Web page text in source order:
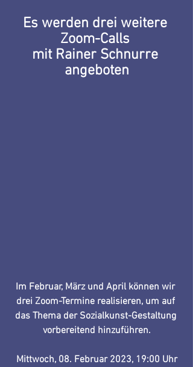
Es werden drei weitere
Zoom-Calls
mit Rainer Schnurre
angeboten
Im Februar, März und April können wir
drei Zoom-Termine realisieren, um auf
das Thema der Sozialkunst-Gestaltung
vorbereitend hinzuführen.
Mittwoch, 08. Februar 2023, 19:00 Uhr